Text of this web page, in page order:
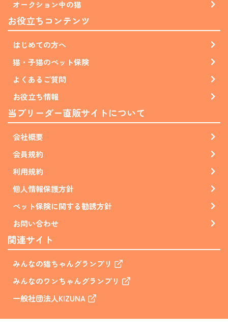
オークション中の猫
お役立ちコンテンツ
はじめての方へ
猫・子猫のペット保険
よくあるご質問
お役立ち情報
当ブリーダー直販サイトについて
会社概要
会員規約
利用規約
個人情報保護方針
ペット保険に関する勧誘方針
お問い合わせ
関連サイト
みんなの猫ちゃんグランプリ
みんなのワンちゃんグランプリ
一般社団法人KIZUNA